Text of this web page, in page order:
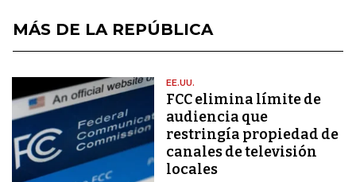
MÁS DE LA REPÚBLICA
EE.UU.
FCC elimina límite de
audiencia que
restringía propiedad de
canales de televisión
locales